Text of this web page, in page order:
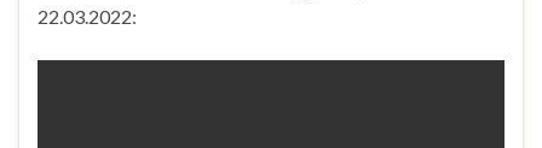
22.03.2022: